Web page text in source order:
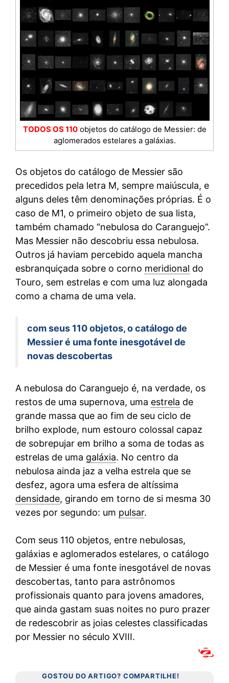
TODOS OS 110objetos do catálogo de Messier: de
aglomerados estelares a galáxias.
Os objetos do catálogo de Messier são
precedidos pela letra M, sempre maiúscula, e
alguns deles têm denominações próprias. É o
caso de M1, o primeiro objeto de sua lista,
também chamado “nebulosa do Caranguejo”.
Mas Messier não descobriu essa nebulosa.
Outros já haviam percebido aquela mancha
esbranquiçada sobre o corno meridional do
Touro, sem estrelas e com uma luz alongada
como a chama de uma vela.
com seus 110 objetos, o catálogo de
Messier é uma fonte inesgotável de
novas descobertas
A nebulosa do Caranguejo é, na verdade, os
restos de uma supernova, uma estrela de
grande massa que ao fim de seu ciclo de
brilho explode, num estouro colossal capaz
de sobrepujar em brilho a soma de todas as
estrelas de uma galáxia. No centro da
nebulosa ainda jaz a velha estrela que se
desfez, agora uma esfera de altíssima
densidade, girando em torno de si mesma 30
vezes por segundo: um pulsar.
Com seus 110 objetos, entre nebulosas,
galáxias e aglomerados estelares, o catálogo
de Messier é uma fonte inesgotável de novas
descobertas, tanto para astrônomos
profissionais quanto para jovens amadores,
que ainda gastam suas noites no puro prazer
de redescobrir as joias celestes classificadas
por Messier no século XVIII.
GOSTOU DO ARTIGO? COMPARTILHE!